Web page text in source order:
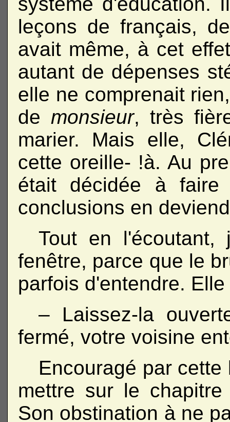
leçons de français,
avait même, à cet
autant de dépenses
elle ne comprenait
de monsieur, très
marier. Mais elle,
cette oreille- !à. Au
était décidée à
conclusions en
Tout en
fenêtre, parce que le
parfois d'entendre.
– Laissez-la
fermé, votre voisine
Encouragé par
mettre sur le
Son obstination à ne